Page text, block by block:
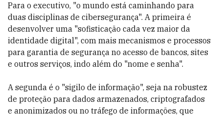
Para o executivo, "o mundo está caminhando para
duas disciplinas de cibersegurança". A primeira é
desenvolver uma "sofisticação cada vez maior da
identidade digital", com mais mecanismos e processos
para garantia de segurança no acesso de bancos, sites
e outros serviços, indo além do "nome e senha".
A segunda é o "sigilo de informação", seja na robustez
de proteção para dados armazenados, criptografados
e anonimizados ou no tráfego de informações, que